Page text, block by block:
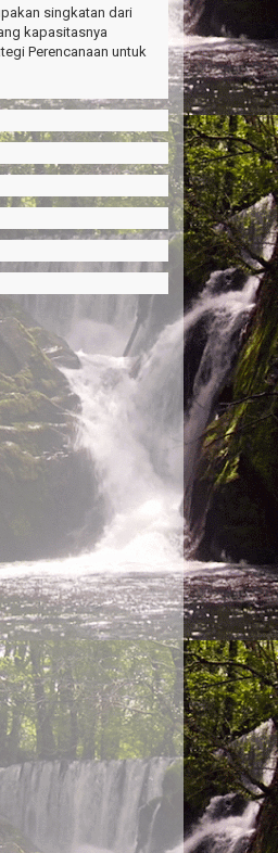
singkatan dari
kapasitasnya
Perencanaan untuk